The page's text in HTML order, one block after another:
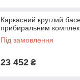
Каркасний круглий
прибиральним
Під замовлення
23 452 ₴